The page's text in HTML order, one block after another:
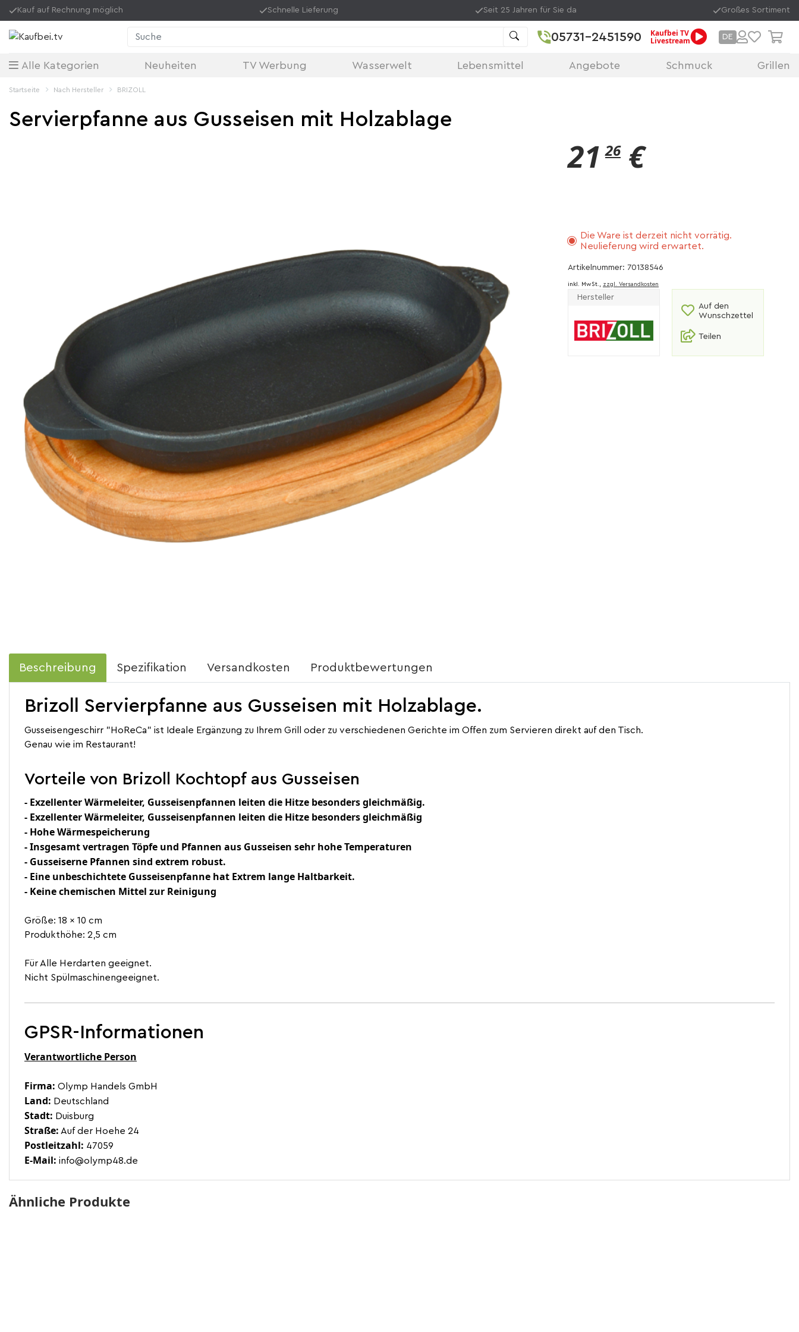
Kauf auf Rechnung möglich Schnelle Lieferung Seit 25 Jahren für Sie da Großes Sortiment
Suche 05731-2451590 Kaufbei TV
Livestream DE
Alle Kategorien Neuheiten TV Werbung Wasserwelt Lebensmittel Angebote Schmuck Grillen
Startseite Nach Hersteller BRIZOLL
Servierpfanne aus Gusseisen mit Holzablage
21 26 €
Die Ware ist derzeit nicht vorrätig.
Neulieferung wird erwartet.
Artikelnummer: 70138546
inkl. MwSt., zzgl. Versandkosten
Hersteller
Auf den
Wunschzettel
Teilen
Beschreibung Spezifikation Versandkosten Produktbewertungen
Brizoll Servierpfanne aus Gusseisen mit Holzablage.
Gusseisengeschirr "HoReCa" ist Ideale Ergänzung zu Ihrem Grill oder zu verschiedenen Gerichte im Offen zum Servieren direkt auf den Tisch.
Genau wie im Restaurant!
Vorteile von Brizoll Kochtopf aus Gusseisen
- Exzellenter Wärmeleiter, Gusseisenpfannen leiten die Hitze besonders gleichmäßig​.
- Exzellenter Wärmeleiter, Gusseisenpfannen leiten die Hitze besonders gleichmäßig
- Hohe Wärmespeicherung
-Insgesamt vertragen Töpfe und Pfannen aus Gusseisen sehr hohe Temperaturen
- Gusseiserne Pfannen sind extrem robust.
- Eine unbeschichtete Gusseisenpfanne hat Extrem lange Haltbarkeit.
- Keine chemischen Mittel zur Reinigung
Größe: 18 x 10 cm
Produkthöhe: 2,5 cm
Für Alle Herdarten geeignet.
Nicht Spülmaschinengeeignet.
GPSR-Informationen
Verantwortliche Person
Firma: Olymp Handels GmbH
Land: Deutschland
Stadt: Duisburg
Straße: Auf der Hoehe 24
Postleitzahl: 47059
E-Mail: info@olymp48.de
Ähnliche Produkte